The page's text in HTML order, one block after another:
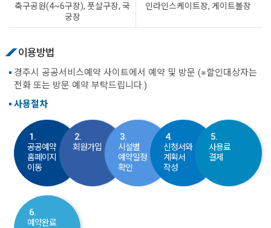
축구공원(4~6구장), 풋살구장, 국
궁장
인라인스케이트장, 게이트볼장
이용방법
경주시 공공서비스예약 사이트에서 예약 및 방문 (※할인대상자는
전화 또는 방문 예약 부탁드립니다.)
사용절차
1.
공공예약
홈페이지
이동
2.
회원가입
3.
시설별
예약일정
확인
4.
신청서와
계획서
작성
5.
사용료
결제
6.
예약완료